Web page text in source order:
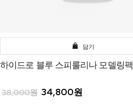
담기
하이드로 블루 스피룰리나 모델링팩
38,000원 34,800원